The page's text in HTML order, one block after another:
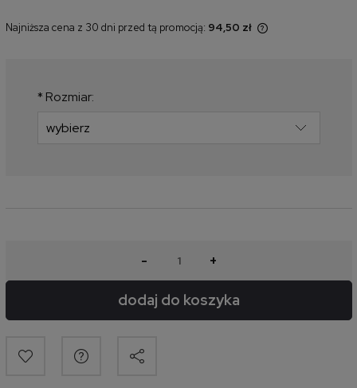
Najniższa cena z 30 dni przed tą promocją: 94,50 zł
* Rozmiar:
- +
dodaj do koszyka